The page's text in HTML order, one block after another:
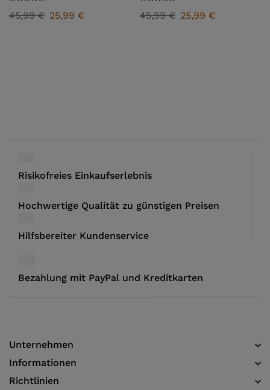
45,99€ 25,99 € 45,99€ 25,99 €
Risikofreies Einkaufserlebnis
Hochwertige Qualität zu günstigen Preisen
Hilfsbereiter Kundenservice
Bezahlung mit PayPal und Kreditkarten
Unternehmen
Informationen​
Richtlinien